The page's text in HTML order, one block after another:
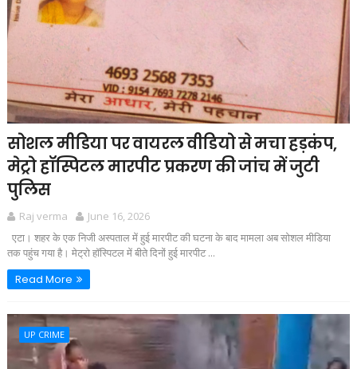
सोशल मीडिया पर वायरल वीडियो से मचा हड़कंप,
मेट्रो हॉस्पिटल मारपीट प्रकरण की जांच में जुटी
पुलिस
Raj verma
June 16, 2026
एटा। शहर के एक निजी अस्पताल में हुई मारपीट की घटना के बाद मामला अब सोशल मीडिया
तक पहुंच गया है। मेट्रो हॉस्पिटल में बीते दिनों हुई मारपीट ...
Read More
UP CRIME